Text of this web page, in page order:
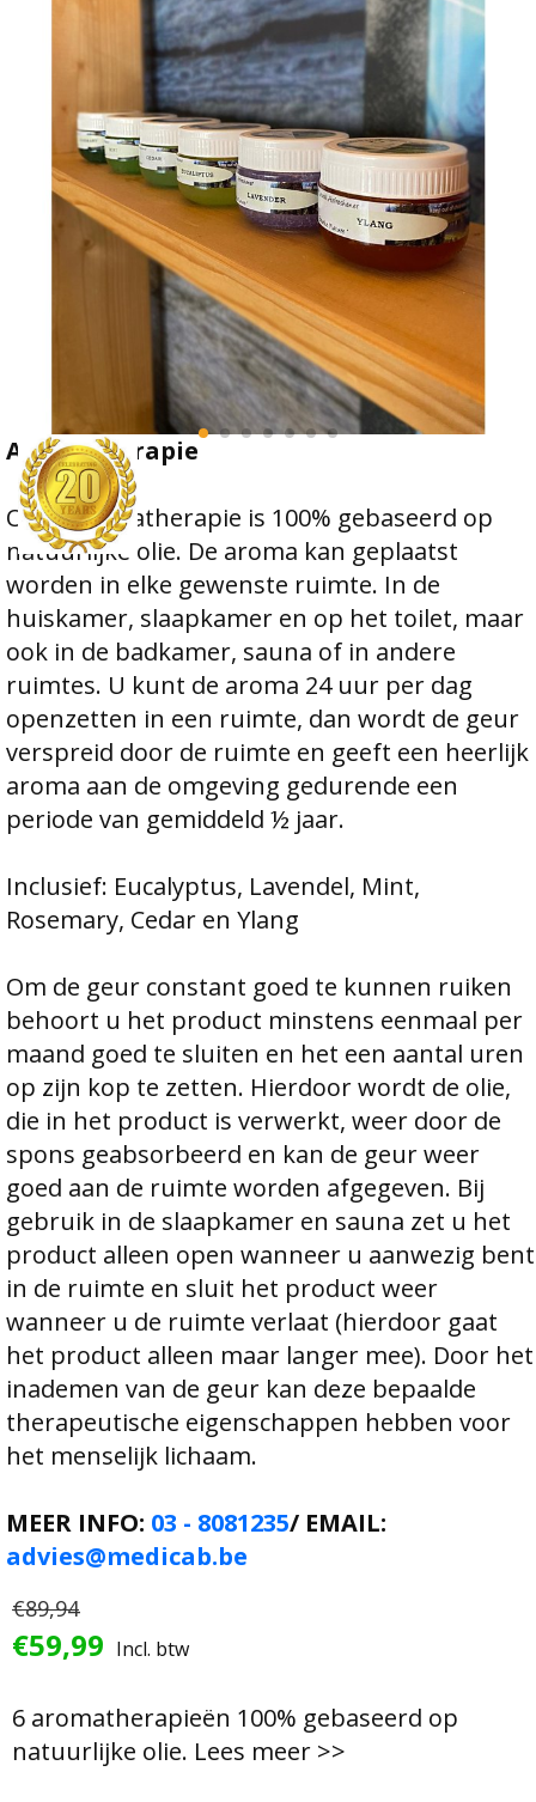
Aromatherapie
Onze aromatherapie is 100% gebaseerd op
natuurlijke olie. De aroma kan geplaatst
worden in elke gewenste ruimte. In de
huiskamer, slaapkamer en op het toilet, maar
ook in de badkamer, sauna of in andere
ruimtes. U kunt de aroma 24 uur per dag
openzetten in een ruimte, dan wordt de geur
verspreid door de ruimte en geeft een heerlijk
aroma aan de omgeving gedurende een
periode van gemiddeld ½ jaar.
Inclusief: Eucalyptus, Lavendel, Mint,
Rosemary, Cedar en Ylang
Om de geur constant goed te kunnen ruiken
behoort u het product minstens eenmaal per
maand goed te sluiten en het een aantal uren
op zijn kop te zetten. Hierdoor wordt de olie,
die in het product is verwerkt, weer door de
spons geabsorbeerd en kan de geur weer
goed aan de ruimte worden afgegeven. Bij
gebruik in de slaapkamer en sauna zet u het
product alleen open wanneer u aanwezig bent
in de ruimte en sluit het product weer
wanneer u de ruimte verlaat (hierdoor gaat
het product alleen maar langer mee). Door het
inademen van de geur kan deze bepaalde
therapeutische eigenschappen hebben voor
het menselijk lichaam.
MEER INFO: 03 - 8081235/ EMAIL:
advies@medicab.be
€89,94
€59,99 Incl. btw
6 aromatherapieën 100% gebaseerd op
natuurlijke olie. Lees meer >>